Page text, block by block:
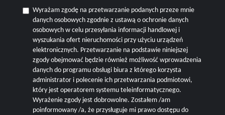
Wyrażam zgodę na przetwarzanie podanych przeze mnie
danych osobowych zgodnie z ustawą o ochronie danych
osobowych w celu przesyłania informacji handlowej i
wyszukania ofert nieruchomości przy użyciu urządzeń
elektronicznych. Przetwarzanie na podstawie niniejszej
zgody obejmować będzie również możliwość wprowadzenia
danych do programu obsługi biura z którego korzysta
administrator i polecenie ich przetwarzania podmiotowi,
który jest operatorem systemu teleinformatycznego.
Wyrażenie zgody jest dobrowolne. Zostałem /am
poinformowany /a, że przysługuje mi prawo dostępu do